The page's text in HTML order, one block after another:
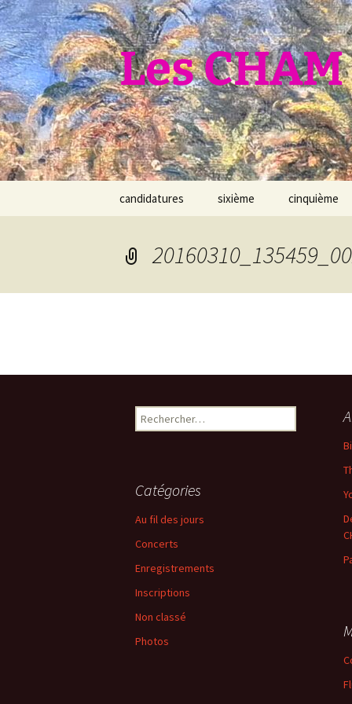
Aller
au
contenu
Les
candidatures sixième cinquième
←
Rechercher :
Catégories
Au fil des jours
Concerts
Enregistrements
Inscriptions
Non classé
Photos